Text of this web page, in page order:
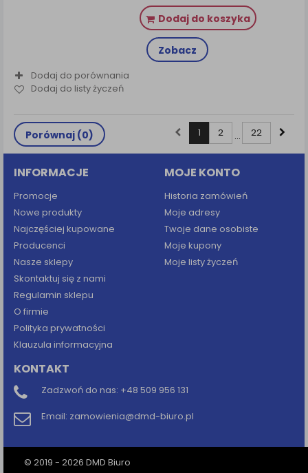
Dodaj do koszyka
Zobacz
Dodaj do porównania
Dodaj do listy życzeń
Porównaj (0) 1 2 ... 22
INFORMACJE
Promocje
Nowe produkty
Najczęściej kupowane
Producenci
Nasze sklepy
Skontaktuj się z nami
Regulamin sklepu
O firmie
Polityka prywatności
Klauzula informacyjna
MOJE KONTO
Historia zamówień
Moje adresy
Twoje dane osobiste
Moje kupony
Moje listy życzeń
KONTAKT
Zadzwoń do nas: +48 509 956 131
Email: zamowienia@dmd-biuro.pl
© 2019 - 2026 DMD Biuro